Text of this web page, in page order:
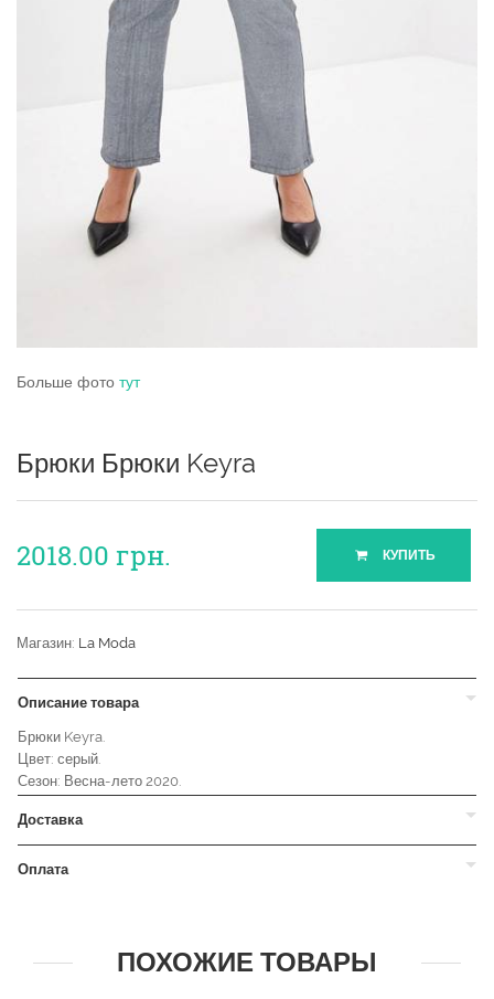
Больше фото тут
Брюки Брюки Keyra
2018.00 грн. КУПИТЬ
Магазин: La Moda
Описание товара
Брюки Keyra.
Цвет: серый.
Сезон: Весна-лето 2020.
Доставка
Оплата
ПОХОЖИЕ ТОВАРЫ